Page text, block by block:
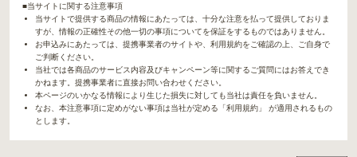
■当サイトに関する注意事項
当サイトで提供する商品の情報にあたっては、十分な注意を払って提供しておりま
すが、情報の正確性その他一切の事項についてを保証をするものではありません。
お申込みにあたっては、提携事業者のサイトや、利用規約をご確認の上、ご自身で
ご判断ください。
当社では各商品のサービス内容及びキャンペーン等に関するご質問にはお答えでき
かねます。提携事業者に直接お問い合わせください。
本ページのいかなる情報により生じた損失に対しても当社は責任を負いません。
なお、本注意事項に定めがない事項は当社が定める「利用規約」 が適用されるもの
とします。